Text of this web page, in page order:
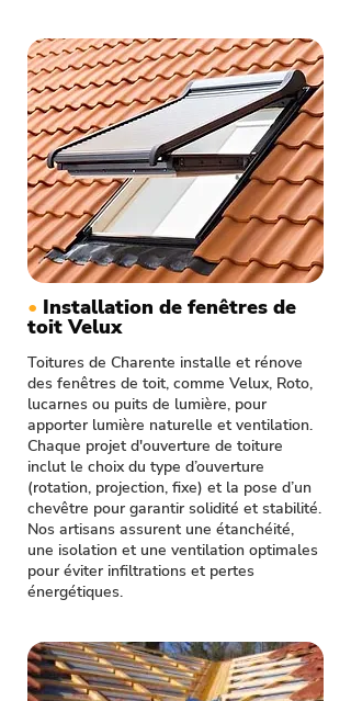
• Installation de fenêtres de
toit Velux
Toitures de Charente installe et rénove
des fenêtres de toit, comme Velux, Roto,
lucarnes ou puits de lumière, pour
apporter lumière naturelle et ventilation.
Chaque projet d'ouverture de toiture
inclut le choix du type d’ouverture
(rotation, projection, fixe) et la pose d’un
chevêtre pour garantir solidité et stabilité.
Nos artisans assurent une étanchéité,
une isolation et une ventilation optimales
pour éviter infiltrations et pertes
énergétiques.